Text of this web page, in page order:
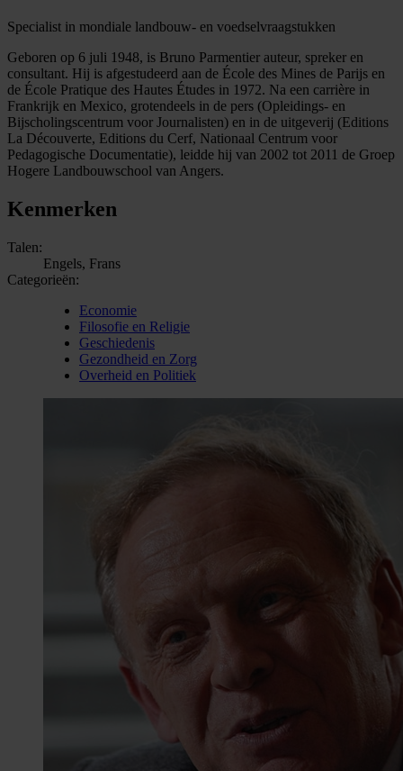
Specialist in mondiale landbouw- en voedselvraagstukken
Geboren op 6 juli 1948, is Bruno Parmentier auteur, spreker en
consultant. Hij is afgestudeerd aan de École des Mines de Parijs en
de École Pratique des Hautes Études in 1972. Na een carrière in
Frankrijk en Mexico, grotendeels in de pers (Opleidings- en
Bijscholingscentrum voor Journalisten) en in de uitgeverij (Editions
La Découverte, Editions du Cerf, Nationaal Centrum voor
Pedagogische Documentatie), leidde hij van 2002 tot 2011 de Groep
Hogere Landbouwschool van Angers.
Kenmerken
Talen:
Engels, Frans
Categorieën:
Economie
Filosofie en Religie
Geschiedenis
Gezondheid en Zorg
Overheid en Politiek